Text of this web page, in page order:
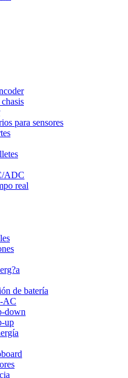
para sensores
ADC
real
de batería
AC
down
up